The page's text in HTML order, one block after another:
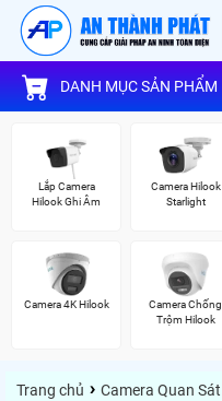
DANH MỤC SẢN PHẨM
Lắp Camera
Hilook Ghi Âm
Camera Hilook
Starlight
Camera 4K Hilook
Camera Chống
Trộm Hilook
Trang chủ › Camera Quan Sát